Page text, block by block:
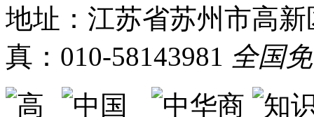
地址：江苏省苏州市高
真：010-58143981 全国